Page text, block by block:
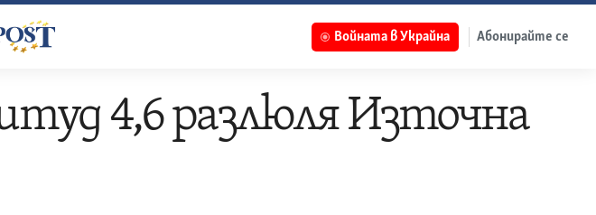
Войната в Украйна Абонирайте се
4,6 разлюля Източна